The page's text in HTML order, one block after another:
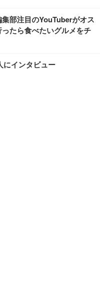
集部注目のYouTuberがオス
たら食べたいグルメをチ
にインタビュー